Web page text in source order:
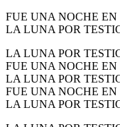
FUE UNA NOCHE
LA LUNA POR
LA LUNA POR
FUE UNA NOCHE
LA LUNA POR
FUE UNA NOCHE
LA LUNA POR
Quiero hacer el